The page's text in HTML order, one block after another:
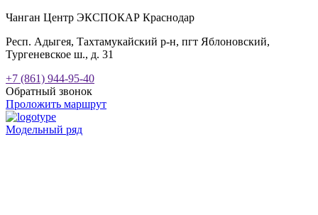
Чанган Центр ЭКСПОКАР Краснодар
Респ. Адыгея, Тахтамукайский р-н, пгт Яблоновский,
Тургеневское ш., д. 31
+7 (861) 944-95-40
Обратный звонок
Проложить маршрут
Модельный ряд